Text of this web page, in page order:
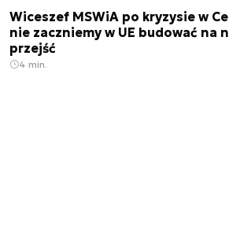
Wiceszef MSWiA po kryzysie w
nie zaczniemy w UE budować na
przejść
4 min.